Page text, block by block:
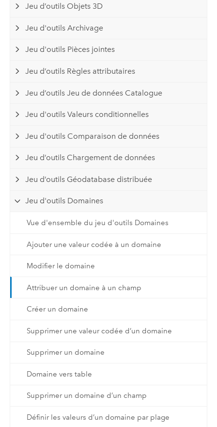
Jeu d’outils Objets 3D
Jeu d'outils Archivage
Jeu d'outils Pièces jointes
Jeu d’outils Règles attributaires
Jeu d’outils Jeu de données Catalogue
Jeu d'outils Valeurs conditionnelles
Jeu d'outils Comparaison de données
Jeu d’outils Chargement de données
Jeu d’outils Géodatabase distribuée
Jeu d'outils Domaines
Vue d'ensemble du jeu d'outils Domaines
Ajouter une valeur codée à un domaine
Modifier le domaine
Attribuer un domaine à un champ
Créer un domaine
Supprimer une valeur codée d’un domaine
Supprimer un domaine
Domaine vers table
Supprimer un domaine d’un champ
Définir les valeurs d’un domaine par plage